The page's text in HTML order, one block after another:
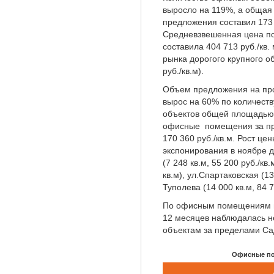
выросло на 119%, а общая
предложения составил
Средневзвешенная цена
составила 404 713 руб./
рынка дорогого крупного
руб./кв.м).
Объем предложения на
вырос на 60% по
объектов общей
офисные помещения за
170 360 руб./кв.м. Рост
экспонирования в ноябре
(7 248 кв.м, 55 200 руб./
кв.м), ул.Спартаковская
Туполева (14 000 кв.м, 84
По офисным помещениям в
12 месяцев наблюдалась
объектам за пределами
Офисные